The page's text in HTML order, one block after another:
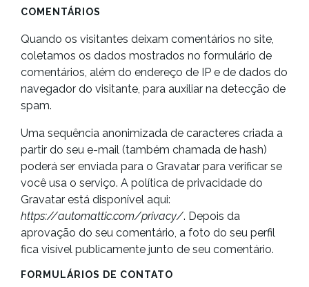
COMENTÁRIOS
Quando os visitantes deixam comentários no site,
coletamos os dados mostrados no formulário de
comentários, além do endereço de IP e de dados do
navegador do visitante, para auxiliar na detecção de
spam.
Uma sequência anonimizada de caracteres criada a
partir do seu e-mail (também chamada de hash)
poderá ser enviada para o Gravatar para verificar se
você usa o serviço. A política de privacidade do
Gravatar está disponível aqui:
https://automattic.com/privacy/. Depois da
aprovação do seu comentário, a foto do seu perfil
fica visível publicamente junto de seu comentário.
FORMULÁRIOS DE CONTATO